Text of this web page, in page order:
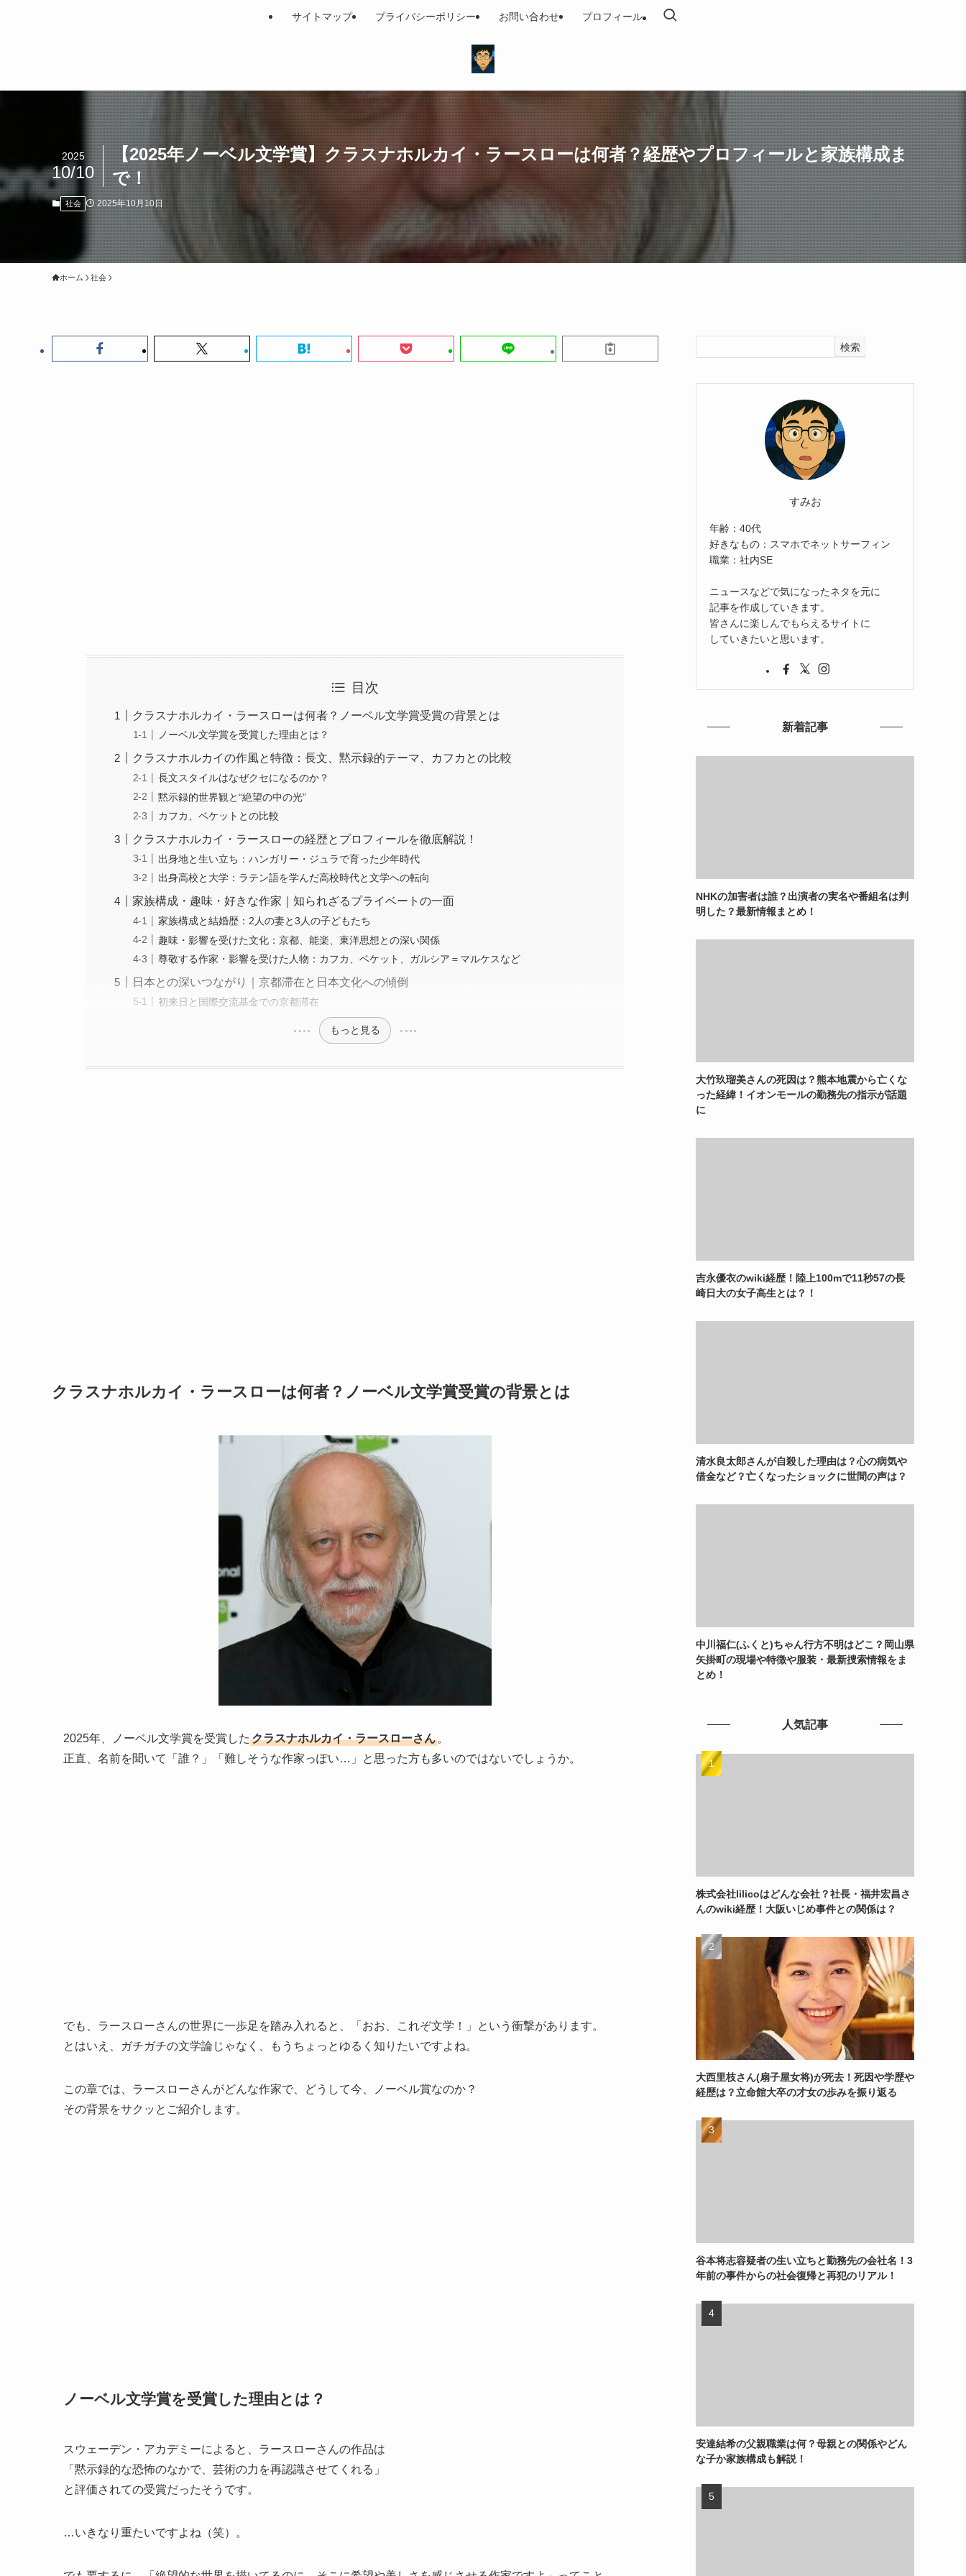
サイトマップ プライバシーポリシー お問い合わせ プロフィール
【2025年ノーベル文学賞】クラスナホルカイ・ラースローは何者？経歴やプロフィールと家族構成ま
で！
2025
10/10
社会 2025年10月10日
ホーム 社会
目次
クラスナホルカイ・ラースローは何者？ノーベル文学賞受賞の背景とは
ノーベル文学賞を受賞した理由とは？
クラスナホルカイの作風と特徴：長文、黙示録的テーマ、カフカとの比較
長文スタイルはなぜクセになるのか？
黙示録的世界観と“絶望の中の光”
カフカ、ベケットとの比較
クラスナホルカイ・ラースローの経歴とプロフィールを徹底解説！
出身地と生い立ち：ハンガリー・ジュラで育った少年時代
出身高校と大学：ラテン語を学んだ高校時代と文学への転向
家族構成・趣味・好きな作家｜知られざるプライベートの一面
家族構成と結婚歴：2人の妻と3人の子どもたち
趣味・影響を受けた文化：京都、能楽、東洋思想との深い関係
尊敬する作家・影響を受けた人物：カフカ、ベケット、ガルシア＝マルケスなど
日本との深いつながり｜京都滞在と日本文化への傾倒
初来日と国際交流基金での京都滞在
もっと見る
クラスナホルカイ・ラースローは何者？ノーベル文学賞受賞の背景とは
2025年、ノーベル文学賞を受賞した クラスナホルカイ・ラースローさん 。
正直、名前を聞いて「誰？」「難しそうな作家っぽい…」と思った方も多いのではないでしょうか。
でも、ラースローさんの世界に一歩足を踏み入れると、「おお、これぞ文学！」という衝撃があります。
とはいえ、ガチガチの文学論じゃなく、もうちょっとゆるく知りたいですよね。
この章では、ラースローさんがどんな作家で、どうして今、ノーベル賞なのか？
その背景をサクッとご紹介します。
ノーベル文学賞を受賞した理由とは？
スウェーデン・アカデミーによると、ラースローさんの作品は
「黙示録的な恐怖のなかで、芸術の力を再認識させてくれる」
と評価されての受賞だったそうです。
…いきなり重たいですよね（笑）。
検索
すみお
年齢：40代
好きなもの：スマホでネットサーフィン
職業：社内SE
ニュースなどで気になったネタを元に
記事を作成していきます。
皆さんに楽しんでもらえるサイトに
していきたいと思います。
新着記事
NHKの加害者は誰？出演者の実名や番組名は判
明した？最新情報まとめ！
大竹玖瑠美さんの死因は？熊本地震から亡くな
った経緯！イオンモールの勤務先の指示が話題
に
吉永優衣のwiki経歴！陸上100mで11秒57の長
崎日大の女子高生とは？！
清水良太郎さんが自殺した理由は？心の病気や
借金など？亡くなったショックに世間の声は？
中川福仁(ふくと)ちゃん行方不明はどこ？岡山県
矢掛町の現場や特徴や服装・最新捜索情報をま
とめ！
人気記事
株式会社lilicoはどんな会社？社長・福井宏昌さ
んのwiki経歴！大阪いじめ事件との関係は？
大西里枝さん(扇子屋女将)が死去！死因や学歴や
経歴は？立命館大卒の才女の歩みを振り返る
谷本将志容疑者の生い立ちと勤務先の会社名！3
年前の事件からの社会復帰と再犯のリアル！
安達結希の父親職業は何？母親との関係やどん
な子か家族構成も解説！